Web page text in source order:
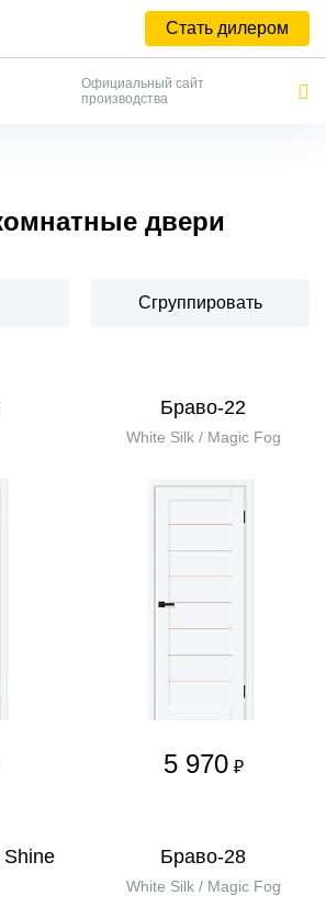
Стать дилером
Официальный сайт
производства
двери
Сгруппировать
Браво-22
White Silk / Magic Fog
5 970 ₽
Браво-28
White Silk / Magic Fog